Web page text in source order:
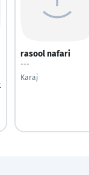
rasool nafari
---
Karaj